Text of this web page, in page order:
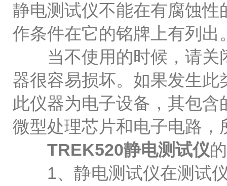
静电测试仪不能在有腐蚀
作条件在它的铭牌上有列出
当不使用的时候，请关
器很容易损坏。如果发生
此仪器为电子设备，其包
微型处理芯片和电子电路
TREK520静电测试仪
1、静电测试仪在测试仪